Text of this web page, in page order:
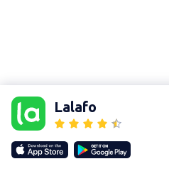
Lalafo
Our websites
lalafo.kg
lalafo.rs
lalafo.pl